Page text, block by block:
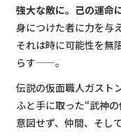
強大な敵に。己の運命に
身につけた者に力を与
それは時に可能性を無
らす——。
伝説の仮面職人ガスト
ふと手に取った“武神の
意図せず、仲間、そし